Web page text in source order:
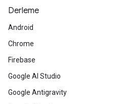
Derleme
Android
Chrome
Firebase
Google AI Studio
Google Antigravity